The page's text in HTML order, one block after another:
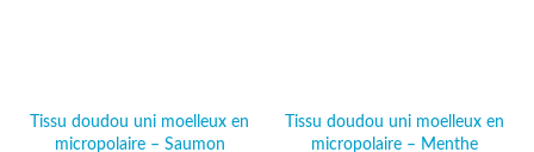
Tissu doudou uni moelleux en
micropolaire – Saumon
Tissu doudou uni moelleux en
micropolaire – Menthe